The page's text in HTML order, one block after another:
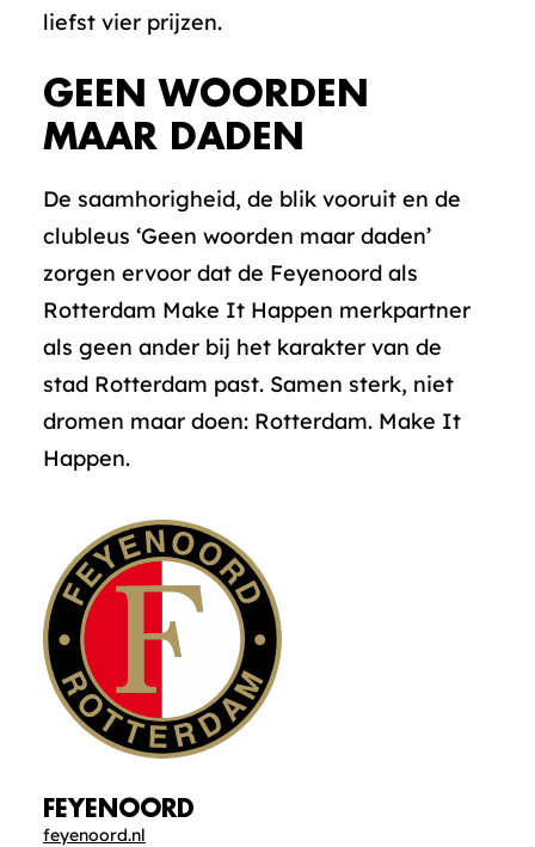
FEYENOORD
feyenoord.nl
liefst vier prijzen.
GEEN WOORDEN
MAAR DADEN
De saamhorigheid, de blik vooruit en de
clubleus ‘Geen woorden maar daden’
zorgen ervoor dat de Feyenoord als
Rotterdam Make It Happen merkpartner
als geen ander bij het karakter van de
stad Rotterdam past. Samen sterk, niet
dromen maar doen: Rotterdam. Make It
Happen.